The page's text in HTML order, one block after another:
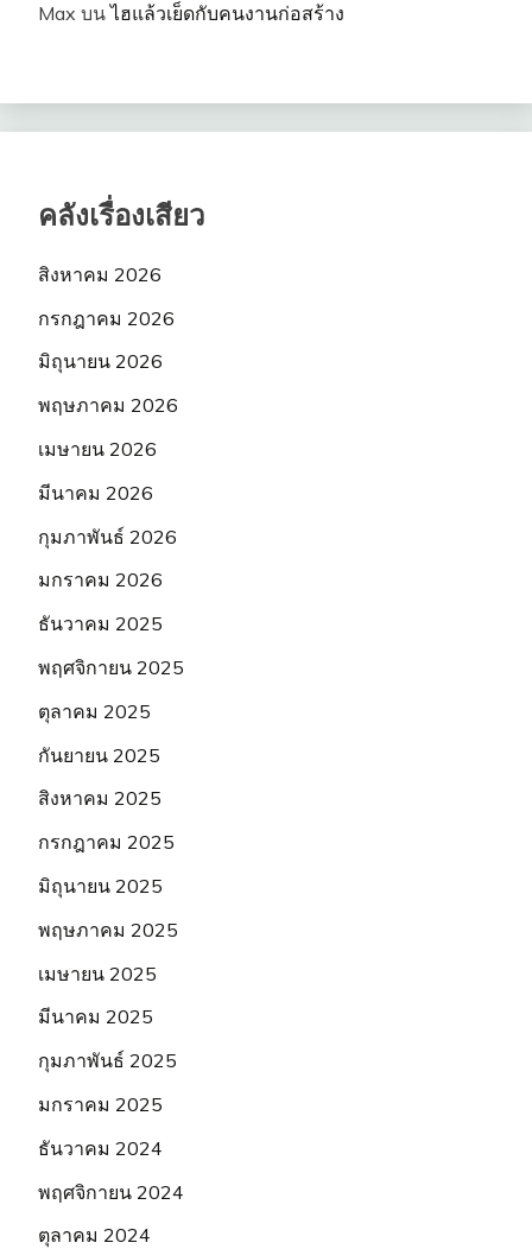
Max บนไฮแล้วเย็ดกับคนงานก่อสร้าง
คลังเรื่องเสียว
สิงหาคม 2026
กรกฎาคม 2026
มิถุนายน 2026
พฤษภาคม 2026
เมษายน 2026
มีนาคม 2026
กุมภาพันธ์ 2026
มกราคม 2026
ธันวาคม 2025
พฤศจิกายน 2025
ตุลาคม 2025
กันยายน 2025
สิงหาคม 2025
กรกฎาคม 2025
มิถุนายน 2025
พฤษภาคม 2025
เมษายน 2025
มีนาคม 2025
กุมภาพันธ์ 2025
มกราคม 2025
ธันวาคม 2024
พฤศจิกายน 2024
ตุลาคม 2024